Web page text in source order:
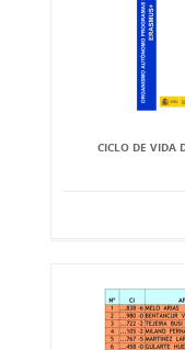
CICLO DE VIDA